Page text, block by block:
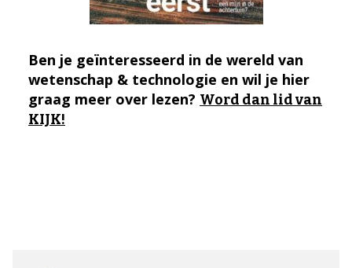
Ben je geïnteresseerd in de wereld van
wetenschap & technologie en wil je hier
graag meer over lezen? Word dan lid van
KIJK!